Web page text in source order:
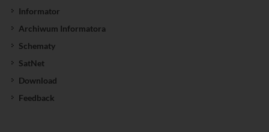
Informator
Archiwum Informatora
Schematy
SatNet
Download
Feedback